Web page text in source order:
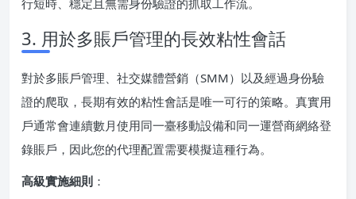
3. 用於多賬戶管理的長效粘性會話
對於多賬戶管理、社交媒體營銷（SMM）以及經過身份驗
證的爬取，長期有效的粘性會話是唯一可行的策略。真實用
戶通常會連續數月使用同一臺移動設備和同一運營商網絡登
錄賬戶，因此您的代理配置需要模擬這種行為。
高級實施細則 ：